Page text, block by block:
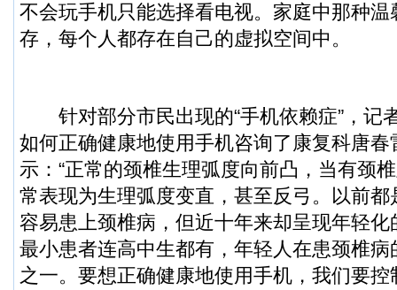
不会玩手机只能选择看电视。家庭中那种
存，每个人都存在自己的虚拟空间中。
针对部分市民出现的“手机依赖症”，记
如何正确健康地使用手机咨询了康复科唐
示：“正常的颈椎生理弧度向前凸，当有颈
常表现为生理弧度变直，甚至反弓。以前都
容易患上颈椎病，但近十年来却呈现年轻
最小患者连高中生都有，年轻人在患颈椎
之一。要想正确健康地使用手机，我们要